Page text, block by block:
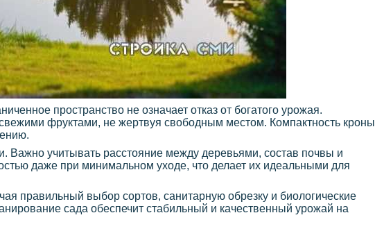
пространство не означает отказ от богатого урожая.
фруктами, не жертвуя свободным местом. Компактность кроны
учитывать расстояние между деревьями, состав почвы и
даже при минимальном уходе, что делает их идеальными для
правильный выбор сортов, санитарную обрезку и биологические
сада обеспечит стабильный и качественный урожай на